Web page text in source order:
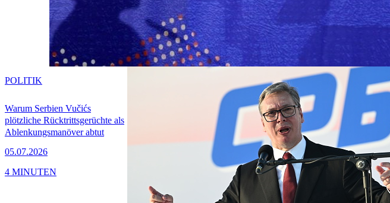
Warum Serbien Vučićs
plötzliche Rücktrittsgerüchte als
Ablenkungsmanöver abtut
05.07.2026
POLITIK
4 MINUTEN